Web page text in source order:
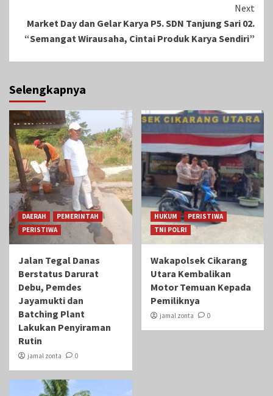
Next
Market Day dan Gelar Karya P5. SDN Tanjung Sari 02.
“Semangat Wirausaha, Cintai Produk Karya Sendiri”
Selengkapnya
DAERAH
PEMERINTAH
PERISTIWA
Jalan Tegal Danas
Berstatus Darurat
Debu, Pemdes
Jayamukti dan
Batching Plant
Lakukan Penyiraman
Rutin
jamal zonta 0
HUKUM
PERISTIWA
TNI POLRI
Wakapolsek Cikarang
Utara Kembalikan
Motor Temuan Kepada
Pemiliknya
jamal zonta 0